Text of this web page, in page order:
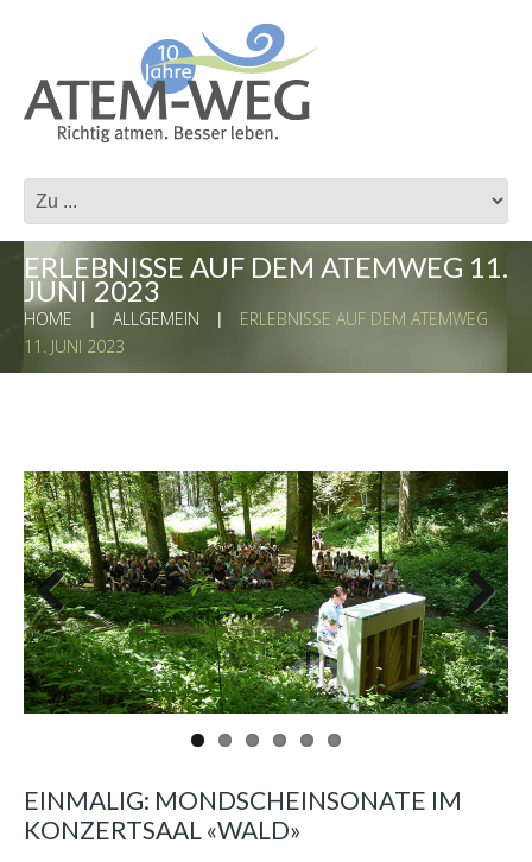
ERLEBNISSE AUF DEM ATEMWEG 11.
JUNI 2023
HOME ALLGEMEIN
ERLEBNISSE AUF DEM ATEMWEG
11. JUNI 2023
Previous Next
EINMALIG: MONDSCHEINSONATE IM
KONZERTSAAL «WALD»